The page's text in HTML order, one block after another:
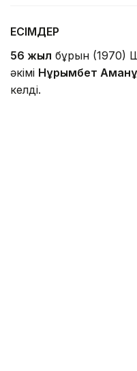
ЕСІМДЕР
56 жыл бұрын (1970)
әкімі Нұрымбет
келді.